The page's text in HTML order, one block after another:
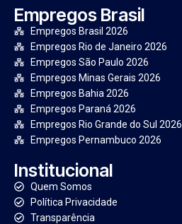
Empregos Brasil
Empregos Brasil 2026
Empregos Rio de Janeiro 2026
Empregos São Paulo 2026
Empregos Minas Gerais 2026
Empregos Bahia 2026
Empregos Paraná 2026
Empregos Rio Grande do Sul 2026
Empregos Pernambuco 2026
Institucional
Quem Somos
Política Privacidade
Transparência